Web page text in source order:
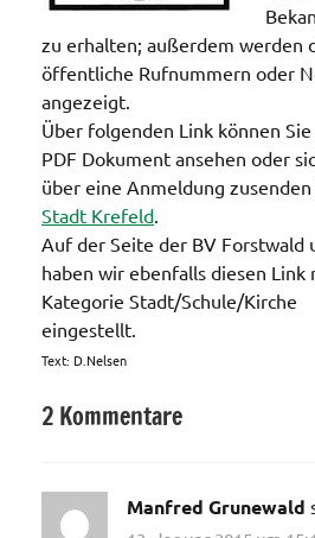
zu erhalten; außerdem werden
öffentliche Rufnummern oder
angezeigt.
Über folgenden Link können
PDF Dokument ansehen oder
über eine Anmeldung zusenden
Stadt Krefeld
Auf der Seite der BV Forstwald
haben wir ebenfalls diesen Link
Kategorie Stadt/Schule/Kirche
Text: D.Nelsen
Angebote
/Verbesserungen..
2 Kommentare
Manfred Grunewald